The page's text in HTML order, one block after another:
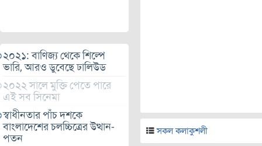
২০২১: বাণিজ্য থেকে শিল্পে
ভারি, আরও ডুবেছে ঢালিউড
২০২২ সালে মুক্তি পেতে পারে
এই সব সিনেমা
স্বাধীনতার পাঁচ দশকে
বাংলাদেশের চলচ্চিত্রের উত্থান-
পতন
সকল কলাকুশলী